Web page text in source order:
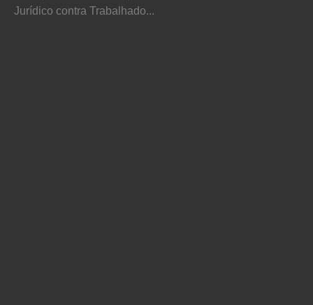
Jurídico contra Trabalhado...